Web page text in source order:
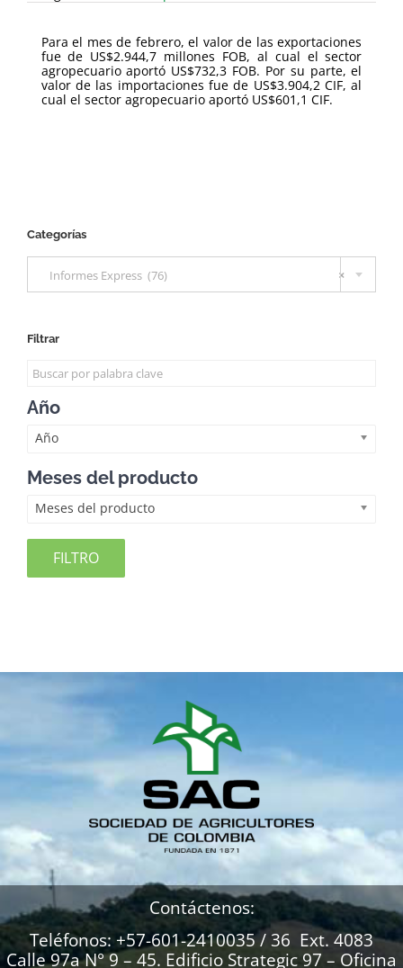
Para el mes de febrero, el valor de las exportaciones
fue de US$2.944,7 millones FOB, al cual el sector
agropecuario aportó US$732,3 FOB. Por su parte, el
valor de las importaciones fue de US$3.904,2 CIF, al
cual el sector agropecuario aportó US$601,1 CIF.
Categorías
×
Informes Express (76)
Filtrar
Año
Año
Meses del producto
Meses del producto
FILTRO
Contáctenos:
Teléfonos: +57-601-2410035 / 36 Ext. 4083
Calle 97a N° 9 – 45. Edificio Strategic 97 – Oficina